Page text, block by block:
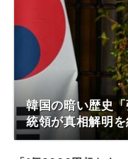
韓国の暗い歴史
統領が真相解明